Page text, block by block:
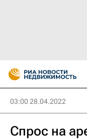
03:00 28.04.2022
Спрос на